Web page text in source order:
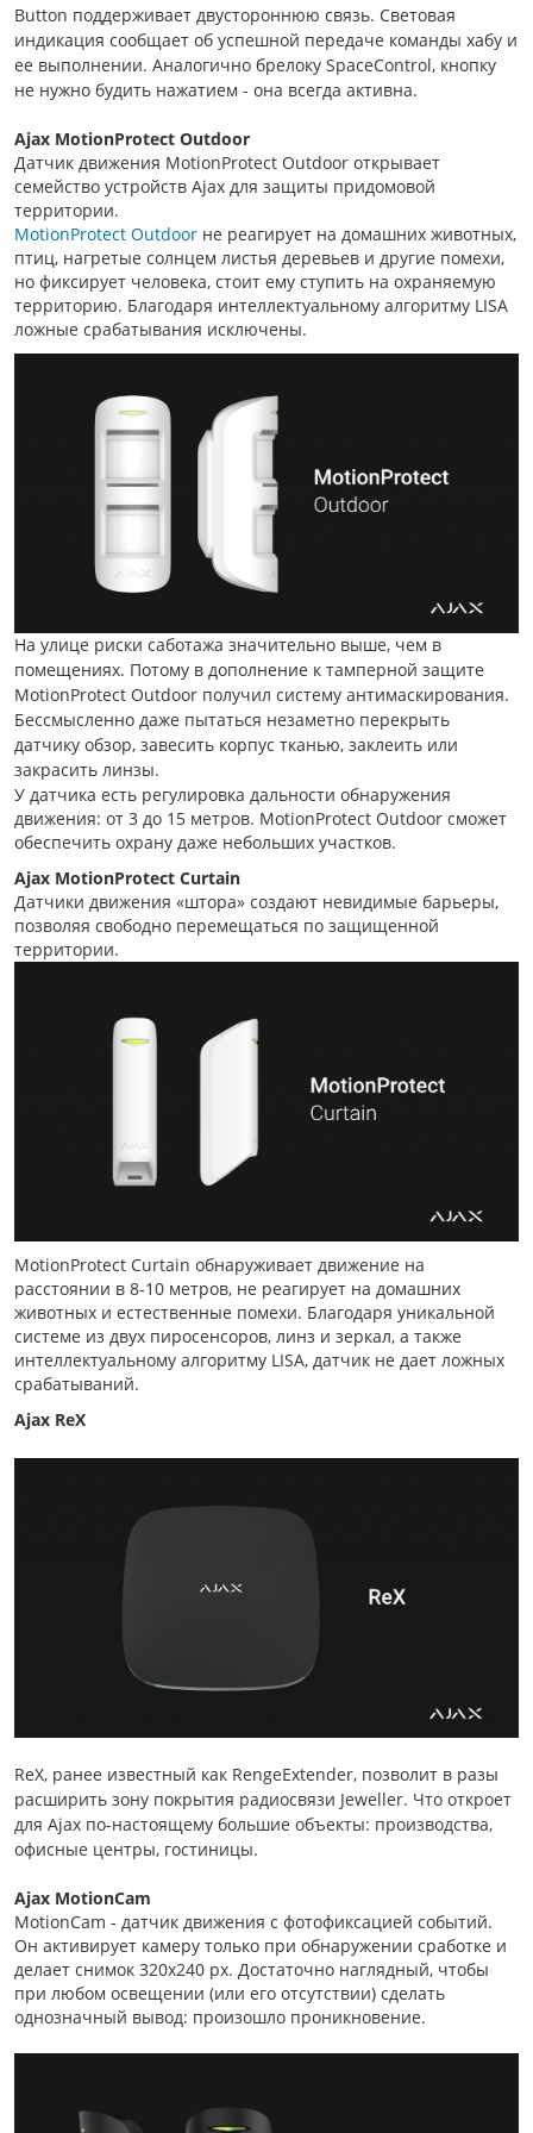
Button поддерживает двустороннюю связь. Световая
индикация сообщает об успешной передаче команды хабу и
ее выполнении. Аналогично брелоку SpaceControl, кнопку
не нужно будить нажатием - она всегда активна.
Ajax MotionProtect Outdoor
Датчик движения MotionProtect Outdoor открывает
семейство устройств Ajax для защиты придомовой
территории.
MotionProtect Outdoor не реагирует на домашних животных,
птиц, нагретые солнцем листья деревьев и другие помехи,
но фиксирует человека, стоит ему ступить на охраняемую
территорию. Благодаря интеллектуальному алгоритму LISA
ложные срабатывания исключены.
На улице риски саботажа значительно выше, чем в
помещениях. Потому в дополнение к тамперной защите
MotionProtect Outdoor получил систему антимаскирования.
Бессмысленно даже пытаться незаметно перекрыть
датчику обзор, завесить корпус тканью, заклеить или
закрасить линзы.
У датчика есть регулировка дальности обнаружения
движения: от 3 до 15 метров. MotionProtect Outdoor сможет
обеспечить охрану даже небольших участков.
Ajax MotionProtect Curtain
Датчики движения «штора» создают невидимые барьеры,
позволяя свободно перемещаться по защищенной
территории.
MotionProtect Curtain обнаруживает движение на
расстоянии в 8-10 метров, не реагирует на домашних
животных и естественные помехи. Благодаря уникальной
системе из двух пиросенсоров, линз и зеркал, а также
интеллектуальному алгоритму LISA, датчик не дает ложных
срабатываний.
Ajax ReX
ReX, ранее известный как RengeExtender, позволит в разы
расширить зону покрытия радиосвязи Jeweller. Что откроет
для Ajax по-настоящему большие объекты: производства,
офисные центры, гостиницы.
Ajax MotionCam
MotionCam - датчик движения с фотофиксацией событий.
Он активирует камеру только при обнаружении сработке и
делает снимок 320х240 px. Достаточно наглядный, чтобы
при любом освещении (или его отсутствии) сделать
однозначный вывод: произошло проникновение.